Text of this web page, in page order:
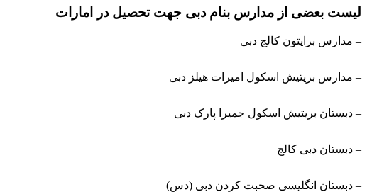
لیست بعضی از مدارس بنام دبی جهت تحصیل در امارات
– مدارس برایتون کالج دبی
– مدارس بریتیش اسکول امیرات هیلز دبی
– دبستان بریتیش اسکول جمیرا پارک دبی
– دبستان دبی کالج
– دبستان انگلیسی صحبت کردن دبی (دس)